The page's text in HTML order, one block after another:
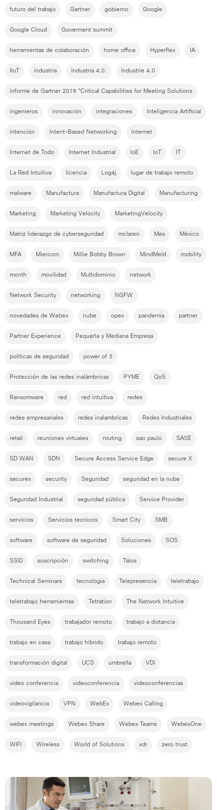
futuro del trabajo Gartner gobierno Google
Google Cloud Goverment summit
herramientas de colaboración home office Hyperflex IA
IIoT industria Industria 4.0. Industrie 4.0
informe de Gartner 2019 “Critical Capabilities for Meeting Solutions
ingenieros innovación integraciones Inteligencia Artificial
intención Intent-Based Networking Internet
Internet de Todo Internet Industrial IoE IoT
La Red Intuitiva licencia Log4j lugar de trabajo remoto
malware Manufactura Manufactura Digital Manufacturing
Marketing Marketing Velocity MarketingVelocity
Matriz liderazgo de cyberseguridad mclaren Mes México
MFA Miercom Millie Bobby Brown MindMeld mobility
month movilidad Multidominio network
Network Security networking NGFW
novedades de Webex nube opex pandemia partner
Partner Experience Pequeña y Mediana Empresa
políticas de seguridad power of 3
Protección de las redes inalámbricas PYME QoS
Ransomware red red intuitiva redes
redes empresariales redes inalambricas Redes Industriales
retail reuniones virtuales routing sao paulo SASE
SD WAN SDN Secure Access Service Edge secure X
securex security Seguridad seguridad en la nube
Seguridad Industrial seguridad pública Service Provider
servicios Servicios tecnicos Smart City SMB
software software de seguridad Soluciones SOS
SSID suscripción switching Talos
Technical Seminars tecnologia Telepresencia teletrabajo
teletrabajo herramientas Tetration The Network Intuitive
Thousand Eyes trabajador remoto trabajo a distancia
trabajo en casa trabajo híbrido trabajo remoto
transformación digital UCS umbrella VDI
video conferencia videoconferencia videoconferencias
videovigilancia VPN WebEx Webex Calling
webex meetings Webex Share Webex Teams WebexOne
WIFI Wireless World of Solutions xdr zero trust